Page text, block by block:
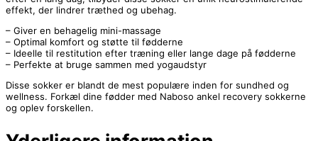
effekt, der lindrer træthed og ubehag.
– Giver en behagelig mini-massage
– Optimal komfort og støtte til fødderne
– Ideelle til restitution efter træning eller lange dage på fødderne
– Perfekte at bruge sammen med yogaudstyr
Disse sokker er blandt de mest populære inden for sundhed og
wellness. Forkæl dine fødder med Naboso ankel recovery sokkerne
og oplev forskellen.